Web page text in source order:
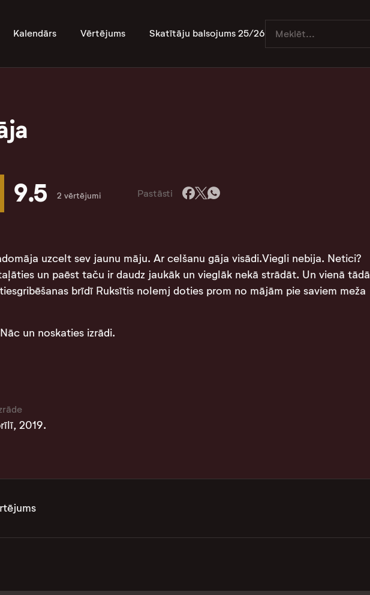
Kalendārs Vērtējums Skatītāju balsojums 25/26
9.5 2 vērtējumi Pastāsti
uzcelt sev jaunu māju. Ar celšanu gāja visādi.Viegli nebija. Netici?
un paēst taču ir daudz jaukāk un vieglāk nekā strādāt. Un vienā tādā
brīdī Ruksītis nolemj doties prom no mājām pie saviem meža
un noskaties izrādi.
2019.